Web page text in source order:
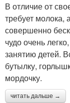
В отличие от
требует молока,
совершенно
чудо очень
занятию детей.
бутылку,
мордочку.
читать дальше →